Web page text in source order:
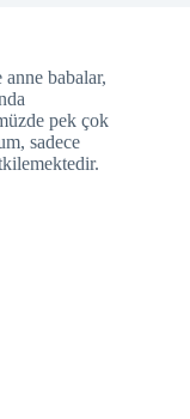
babalar,
pek çok
sadece